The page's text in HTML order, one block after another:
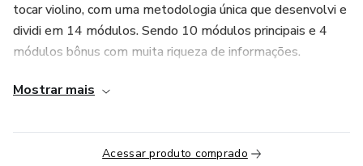
tocar violino, com uma metodologia única que desenvolvi e
dividi em 14 módulos. Sendo 10 módulos principais e 4
módulos bônus com muita riqueza de informações.
De que vale tocar sem encantar ? Por que existir a música,
a sua música em emoção, motivação e inspiração para
quem te ouve. Seja bem-vindo à Jornada do Violinista.
Mostrar mais
Acessar produto comprado